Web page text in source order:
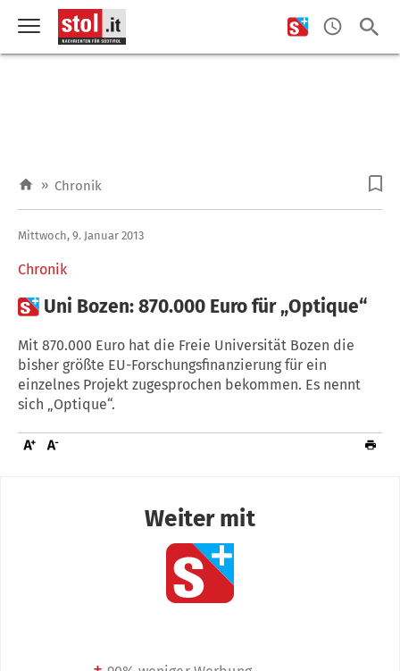
» Chronik
Chronik
Mittwoch, 9. Januar 2013
 Uni Bozen: 870.000 Euro für „Optique“
Mit 870.000 Euro hat die Freie Universität Bozen die
bisher größte EU-Forschungsfinanzierung für ein
einzelnes Projekt zugesprochen bekommen. Es nennt
sich „Optique“.